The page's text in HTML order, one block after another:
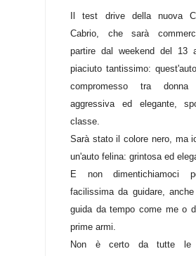
Il test drive della nuova
Cabrio, che sarà
partire dal weekend del 13
piaciuto tantissimo:
compromesso tra
aggressiva ed elegante,
classe.
Sarà stato il colore nero, ma
un'auto felina: grintosa ed
E non dimentichiamoci
facilissima da guidare,
guida da tempo come me o
prime armi.
Non è certo da tutte le